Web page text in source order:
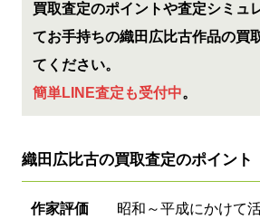
買取査定のポイントや査定シミュ
てお手持ちの織田広比古作品の買
てください。
簡単LINE査定も受付中。
織田広比古の買取査定のポイント
作家評価
昭和～平成にかけて